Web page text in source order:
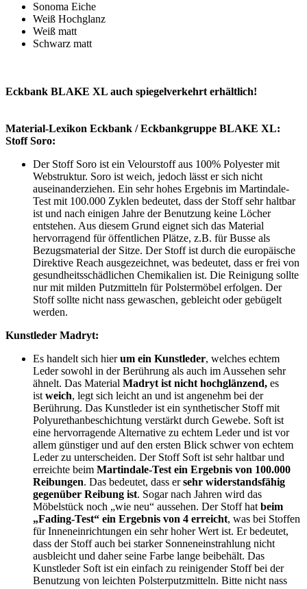
Sonoma Eiche
Weiß Hochglanz
Weiß matt
Schwarz matt
Eckbank BLAKE XL auch spiegelverkehrt erhältlich!
Material-Lexikon Eckbank / Eckbankgruppe BLAKE XL:
Stoff Soro:
Der Stoff Soro ist ein Velourstoff aus 100% Polyester mit
Webstruktur. Soro ist weich, jedoch lässt er sich nicht
auseinanderziehen. Ein sehr hohes Ergebnis im Martindale-
Test mit 100.000 Zyklen bedeutet, dass der Stoff sehr haltbar
ist und nach einigen Jahre der Benutzung keine Löcher
entstehen. Aus diesem Grund eignet sich das Material
hervorragend für öffentlichen Plätze, z.B. für Busse als
Bezugsmaterial der Sitze. Der Stoff ist durch die europäische
Direktive Reach ausgezeichnet, was bedeutet, dass er frei von
gesundheitsschädlichen Chemikalien ist. Die Reinigung sollte
nur mit milden Putzmitteln für Polstermöbel erfolgen. Der
Stoff sollte nicht nass gewaschen, gebleicht oder gebügelt
werden.
Kunstleder Madryt:
Es handelt sich hierum ein Kunstleder, welches echtem
Leder sowohl in der Berührung als auch im Aussehen sehr
ähnelt. Das Material Madryt ist nicht hochglänzend, es
ist weich, legt sich leicht an und ist angenehm bei der
Berührung. Das Kunstleder ist ein synthetischer Stoff mit
Polyurethanbeschichtung verstärkt durch Gewebe. Soft ist
eine hervorragende Alternative zu echtem Leder und ist vor
allem günstiger und auf den ersten Blick schwer von echtem
Leder zu unterscheiden. Der Stoff Soft ist sehr haltbar und
erreichte beim Martindale-Test ein Ergebnis von 100.000
Reibungen. Das bedeutet, dass ersehr widerstandsfähig
gegenüber Reibung ist. Sogar nach Jahren wird das
Möbelstück noch „wie neu“ aussehen. Der Stoff hat beim
„Fading-Test“ ein Ergebnis von 4 erreicht, was bei Stoffen
für Inneneinrichtungen ein sehr hoher Wert ist. Er bedeutet,
dass der Stoff auch bei starker Sonneneinstrahlung nicht
ausbleicht und daher seine Farbe lange beibehält. Das
Kunstleder Soft ist ein einfach zu reinigender Stoff bei der
Benutzung von leichten Polsterputzmitteln. Bitte nicht nass